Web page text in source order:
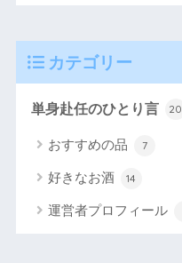
カテゴリー
単身赴任のひとり言 20
おすすめの品 7
好きなお酒 14
運営者プロフィール